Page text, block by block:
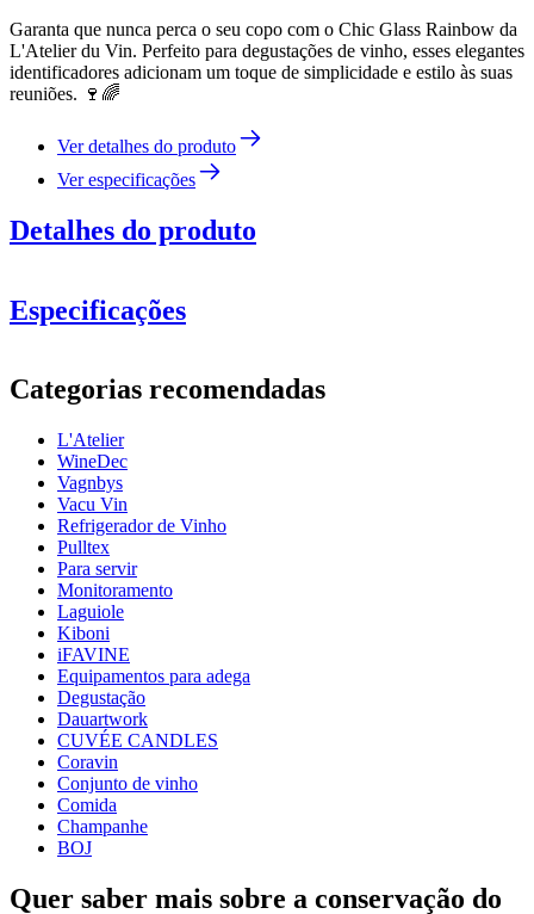
Garanta que nunca perca o seu copo com o Chic Glass Rainbow da
L'Atelier du Vin. Perfeito para degustações de vinho, esses elegantes
identificadores adicionam um toque de simplicidade e estilo às suas
reuniões. 🍷🌈
Ver detalhes do produto
Ver especificações
Detalhes do produto
Uma forma simples de manter um registo dos seus copos de
vinho e dos seus convidados.
Perfeito para degustar vinhos.
Especificações
Número do produto095485-2
Geral
Modelo095485-2
Dimensões (LxAxP cm)
Peso (kg)0.6
Altura (cm)4.5
Largura (cm)29
profundidade (cm)
wine accessories
Status When Soldout
Categorias recomendadas
L'Atelier
WineDec
Vagnbys
Vacu Vin
Refrigerador de Vinho
Pulltex
Para servir
Monitoramento
Laguiole
Kiboni
iFAVINE
Equipamentos para adega
Degustação
Dauartwork
CUVÉE CANDLES
Coravin
Conjunto de vinho
Comida
Champanhe
BOJ
Quer saber mais sobre a conservação do